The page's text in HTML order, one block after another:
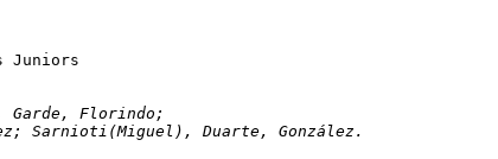
0-1	Argentinos Juniors
Arabia, Garde, Florindo;
Sarnioti(Miguel), Duarte, González.